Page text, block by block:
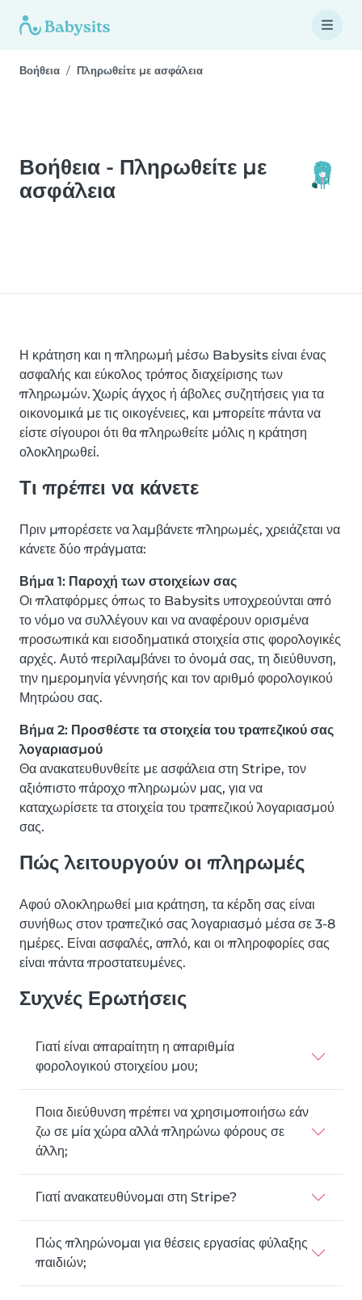
Βοήθεια Πληρωθείτε με ασφάλεια
Βοήθεια - Πληρωθείτε με
ασφάλεια
Η κράτηση και η πληρωμή μέσω Babysits είναι ένας
ασφαλής και εύκολος τρόπος διαχείρισης των
πληρωμών. Χωρίς άγχος ή άβολες συζητήσεις για τα
οικονομικά με τις οικογένειες, και μπορείτε πάντα να
είστε σίγουροι ότι θα πληρωθείτε μόλις η κράτηση
ολοκληρωθεί.
Τι πρέπει να κάνετε
Πριν μπορέσετε να λαμβάνετε πληρωμές, χρειάζεται να
κάνετε δύο πράγματα:
Βήμα 1: Παροχή των στοιχείων σας
Οι πλατφόρμες όπως το Babysits υποχρεούνται από
το νόμο να συλλέγουν και να αναφέρουν ορισμένα
προσωπικά και εισοδηματικά στοιχεία στις φορολογικές
αρχές. Αυτό περιλαμβάνει το όνομά σας, τη διεύθυνση,
την ημερομηνία γέννησής και τον αριθμό φορολογικού
Μητρώου σας.
Βήμα 2: Προσθέστε τα στοιχεία του τραπεζικού σας
λογαριασμού
Θα ανακατευθυνθείτε με ασφάλεια στη Stripe, τον
αξιόπιστο πάροχο πληρωμών μας, για να
καταχωρίσετε τα στοιχεία του τραπεζικού λογαριασμού
σας.
Πώς λειτουργούν οι πληρωμές
Αφού ολοκληρωθεί μια κράτηση, τα κέρδη σας είναι
συνήθως στον τραπεζικό σας λογαριασμό μέσα σε 3-8
ημέρες. Είναι ασφαλές, απλό, και οι πληροφορίες σας
είναι πάντα προστατευμένες.
Συχνές Ερωτήσεις
Γιατί είναι απαραίτητη η απαριθμία
φορολογικού στοιχείου μου;
Ποια διεύθυνση πρέπει να χρησιμοποιήσω εάν
ζω σε μία χώρα αλλά πληρώνω φόρους σε
άλλη;
Γιατί ανακατευθύνομαι στη Stripe?
Πώς πληρώνομαι για θέσεις εργασίας φύλαξης
παιδιών;